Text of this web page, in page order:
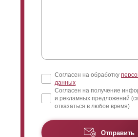
Согласен на обработку
данных
Согласен на получение
и рекламных предложений
отказаться в любое время)
Отправить